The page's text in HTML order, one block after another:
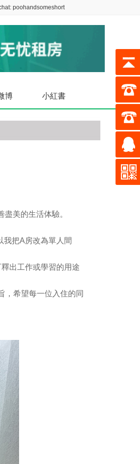
poohandsomeshort
博 小紅書
美的生活体驗。
我把A房改為單人間
出工作或學習的用途
，希望每一位入住的同